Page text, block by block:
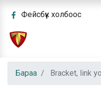
Фейсбүүк холбоос
Бараа Bracket, link